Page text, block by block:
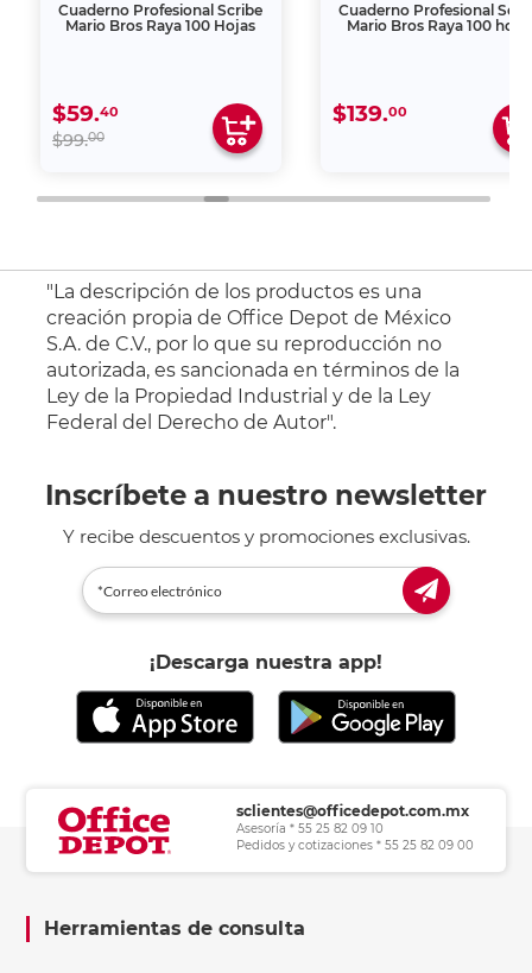
Cuaderno Profesional Scribe
Mario Bros Raya 100 Hojas
$59.40
$99.00
Cuaderno Profesional
Mario Bros Raya 100
$139.00
"La descripción de los productos es una
creación propia de Office Depot de México
S.A. de C.V., por lo que su reproducción no
autorizada, es sancionada en términos de la
Ley de la Propiedad Industrial y de la Ley
Federal del Derecho de Autor".
Inscríbete a nuestro newsletter
Y recibe descuentos y promociones exclusivas.
¡Descarga nuestra app!
sclientes@officedepot.com.mx
Asesoría * 55 25 82 09 10
Pedidos y cotizaciones * 55 25 82 09 00
Herramientas de consulta